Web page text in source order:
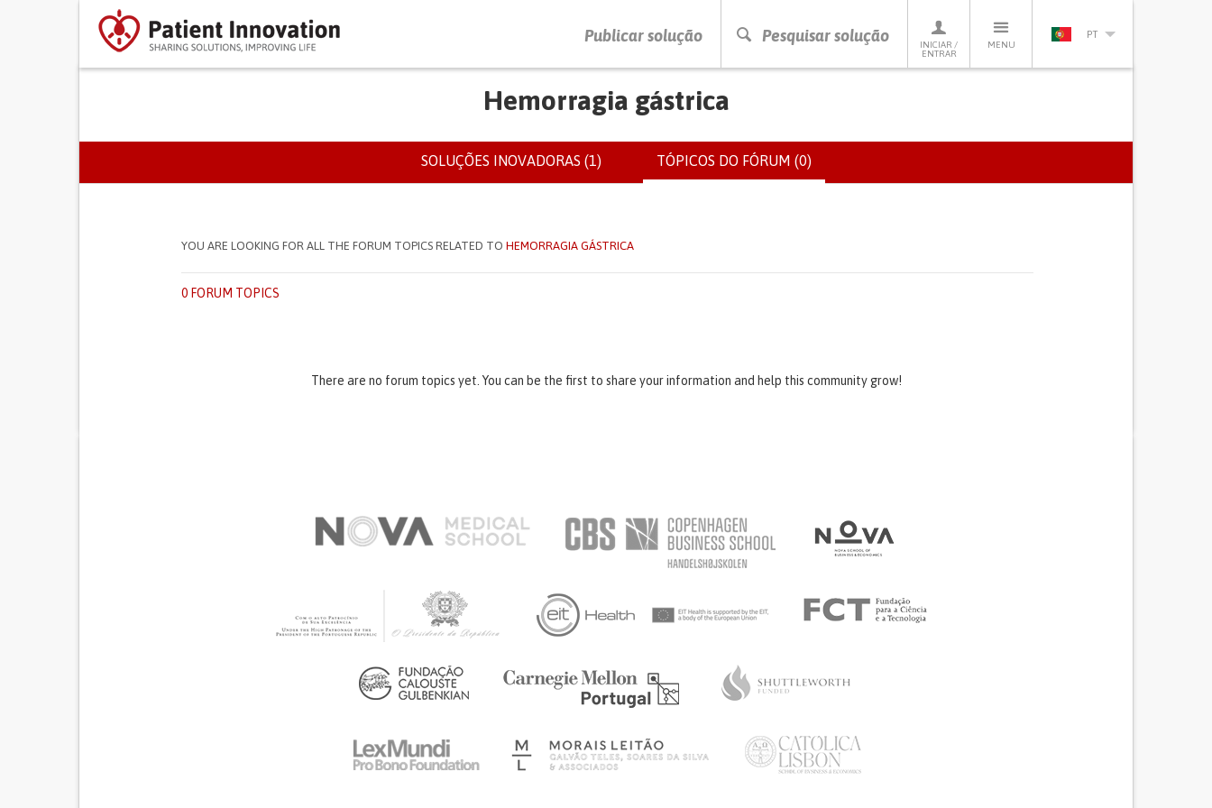
Publicar solução Pesquisar solução
INICIAR /
ENTRAR
MENU
PT
PRESSIONE ENTER PARA PESQUISAR
Hemorragia gástrica
SEPARADORES PRIMÁRIOSSOLUÇÕES INOVADORAS (1) TÓPICOS DO FÓRUM (0)
ATIVO)
YOU ARE LOOKING FOR ALL THE FORUM TOPICS RELATED TO HEMORRAGIA GÁSTRICA
0 FORUM TOPICS
There are no forum topics yet. You can be the first to share your information and help this community grow!